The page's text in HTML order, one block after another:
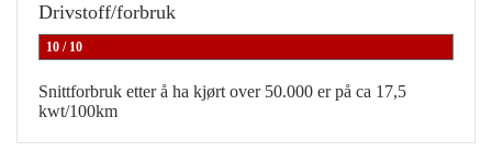
Drivstoff/forbruk
10 / 10
Snittforbruk etter å ha kjørt over 50.000 er på ca 17,5
kwt/100km